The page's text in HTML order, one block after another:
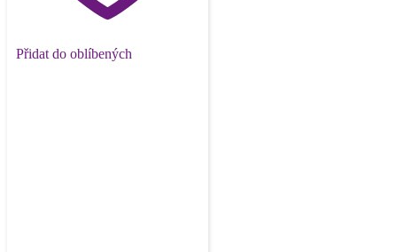
Přidat do oblíbených